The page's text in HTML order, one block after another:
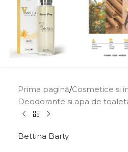
Prima pagină/Cosmetice si
Deodorante si apa de
Bettina Barty